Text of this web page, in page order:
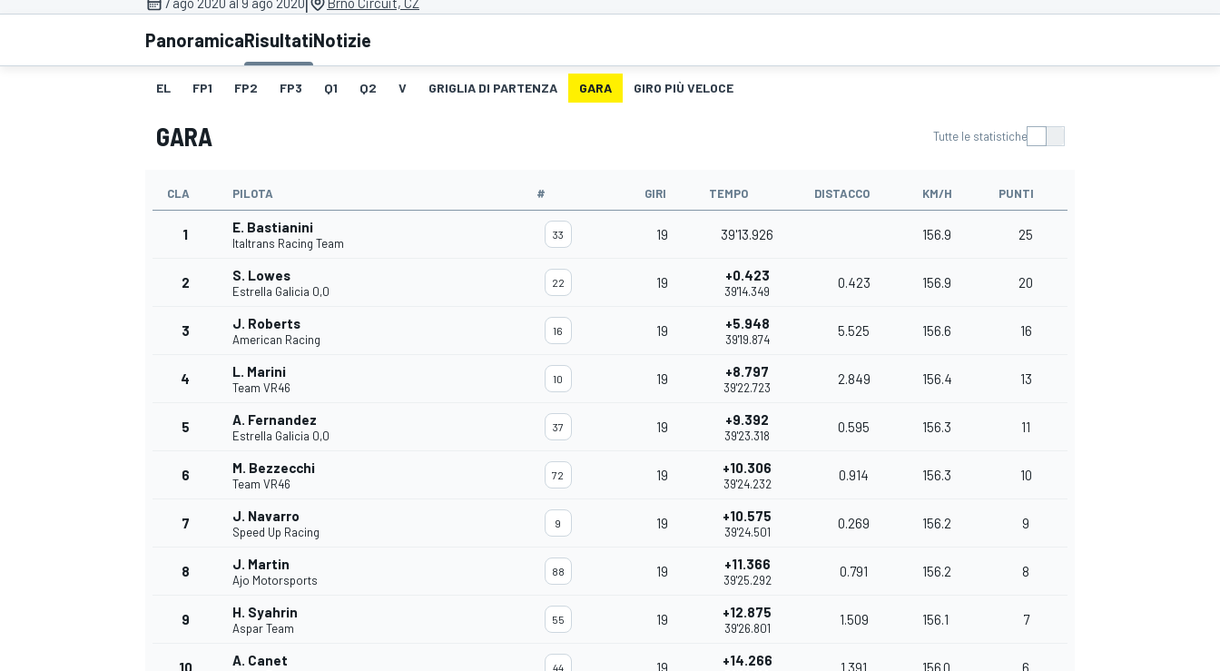
MOTOGP WEC
PanoramicaRisultatiNotizie
EL FP1 FP2 FP3 Q1 Q2 V GRIGLIA DI PARTENZA GARA GIRO PIÙ VELOCE
GARA Tutte le statistiche
CLA PILOTA # GIRI TEMPO DISTACCO KM/H PUNTI
1 E. Bastianini
Italtrans Racing Team
33 19 39'13.926 156.9 25
2 S. Lowes
Estrella Galicia 0,0
22 19 +0.423
39'14.349
0.423 156.9 20
3 J. Roberts
American Racing
16 19 +5.948
39'19.874
5.525 156.6 16
4 L. Marini
Team VR46
10 19 +8.797
39'22.723
2.849 156.4 13
5 A. Fernandez
Estrella Galicia 0,0
37 19 +9.392
39'23.318
0.595 156.3 11
6 M. Bezzecchi
Team VR46
72 19 +10.306
39'24.232
0.914 156.3 10
7 J. Navarro
Speed Up Racing
9 19 +10.575
39'24.501
0.269 156.2 9
8 J. Martin
Ajo Motorsports
88 19 +11.366
39'25.292
0.791 156.2 8
9 H. Syahrin
Aspar Team
55 19 +12.875
39'26.801
1.509 156.1 7
10 A. Canet 44 19 +14.266 1.391 156.0 6